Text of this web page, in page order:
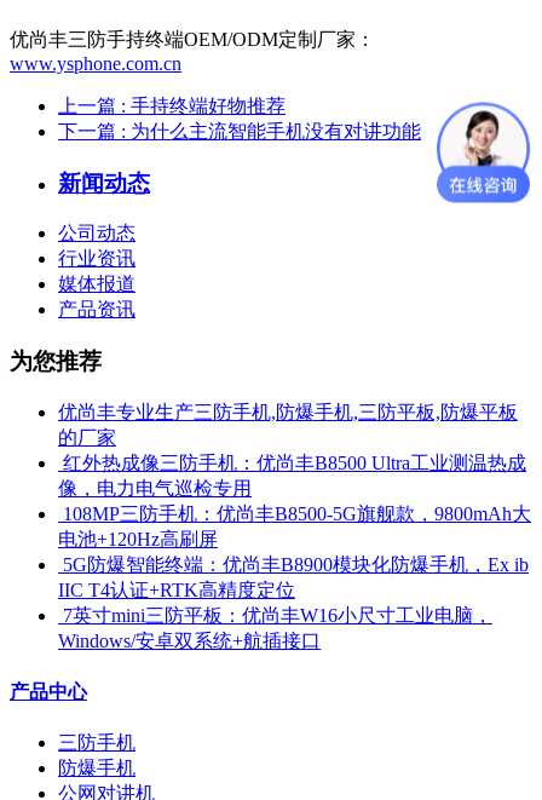
优尚丰三防手持终端OEM/ODM定制厂家：
www.ysphone.com.cn
上一篇 : 手持终端好物推荐
下一篇 : 为什么主流智能手机没有对讲功能
新闻动态
公司动态
行业资讯
媒体报道
产品资讯
为您推荐
优尚丰专业生产三防手机,防爆手机,三防平板,防爆平板
的厂家
​ 红外热成像三防手机：优尚丰B8500 Ultra工业测温热成
像，电力电气巡检专用
​ 108MP三防手机：优尚丰B8500-5G旗舰款，9800mAh大
电池+120Hz高刷屏
​ 5G防爆智能终端：优尚丰B8900模块化防爆手机，Ex ib
IIC T4认证+RTK高精度定位
​ 7英寸mini三防平板：优尚丰W16小尺寸工业电脑，
Windows/安卓双系统+航插接口
产品中心
三防手机
防爆手机
公网对讲机